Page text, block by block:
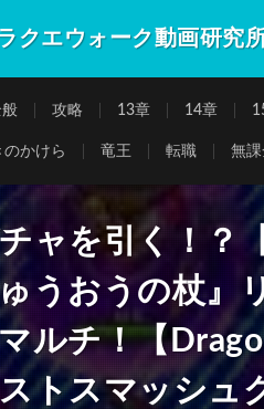
クエウォーク動画研究
般 攻略 13章 14章
のかけら 竜王 転職 無課
ャを引く！？
うおうの杖』
ルチ！【
トスマッシュ